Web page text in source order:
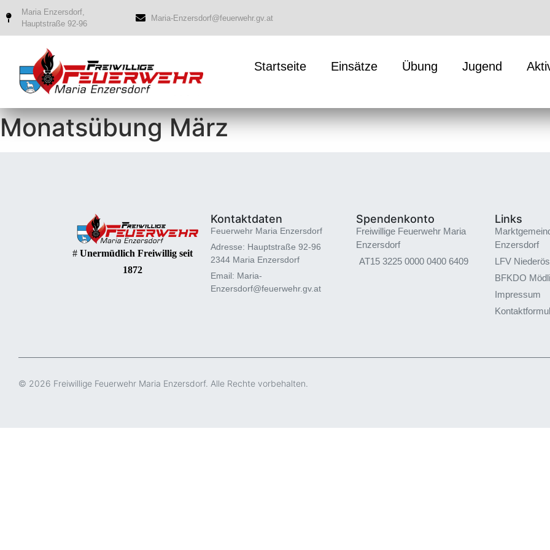
Maria Enzersdorf,
Hauptstraße 92-96
Maria-Enzersdorf@feuerwehr.gv.at
Startseite Einsätze Übung Jugend
Monatsübung März
# Unermüdlich Freiwillig seit
1872
Kontaktdaten
Feuerwehr Maria Enzersdorf
Adresse: Hauptstraße 92-96
2344 Maria Enzersdorf
Email: Maria-
Enzersdorf@feuerwehr.gv.at
Spendenkonto
Freiwillige Feuerwehr Maria
Enzersdorf
AT15 3225 0000 0400 6409
Links
Enzersdorf
LFV
BFKDO
Impressum
© 2026 Freiwillige Feuerwehr Maria Enzersdorf. Alle Rechte vorbehalten.